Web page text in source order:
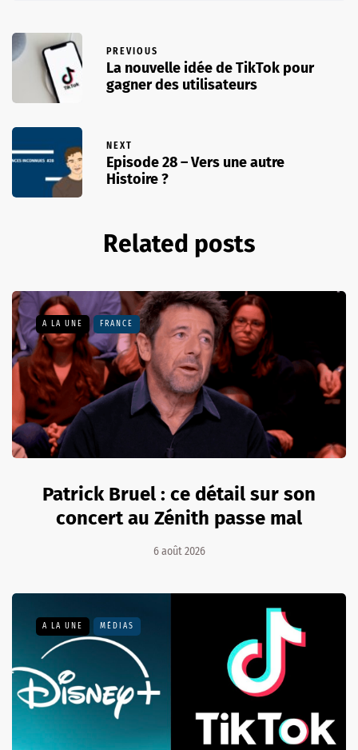
PREVIOUS
La nouvelle idée de TikTok pour
gagner des utilisateurs
NEXT
Episode 28 – Vers une autre
Histoire ?
Related posts
A LA UNE FRANCE
Patrick Bruel : ce détail sur son
concert au Zénith passe mal
6 août 2026
A LA UNE MÉDIAS